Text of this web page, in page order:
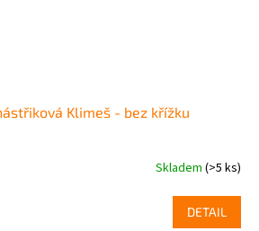
Klimeš - bez křížku
Skladem (>5 ks)
DETAIL